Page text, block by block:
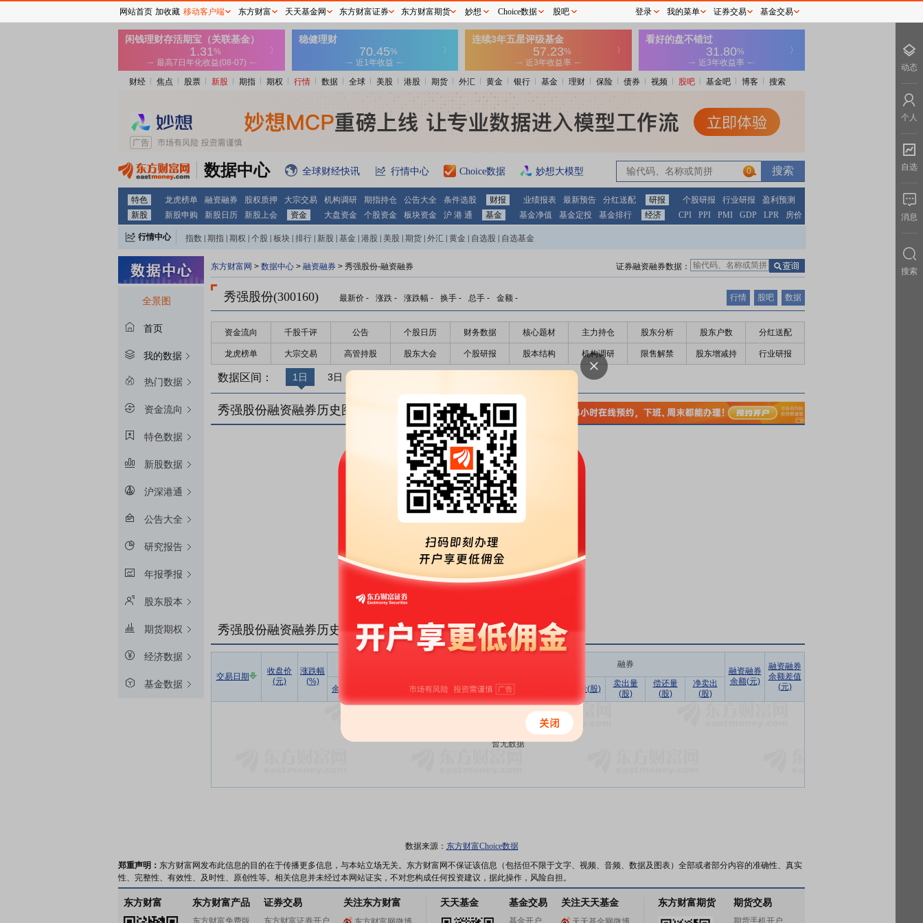
财经 焦点 股票 新股 期指 期权 行情 数据 全球 美股 港股 期货 外汇 黄金 银行 基金 理财 保险 债券 视频 股吧 基金吧 博客 搜索
数据中心 全球财经快讯 行情中心 Choice数据 妙想大模型 0
特色 龙虎榜单 融资融券 股权质押 大宗交易 机构调研 期指持仓 公告大全 条件选股 财报 业绩报表 最新预告 分红送配 研报 个股研报 行业研报
盈利预测
新股
新股申购 新股日历 新股上会 资金 大盘资金 个股资金 板块资金 沪 港 通 基金 基金净值 基金定投 基金排行 经济 CPI PPI PMI GDP LPR 房价
行情中心 指数 期指 期权 个股 板块 排行 新股 基金 港股 美股 期货 外汇 黄金 自选股 自选基金
全景图
首页
我的数据
热门数据
资金流向
特色数据
新股数据
沪深港通
公告大全
研究报告
年报季报
股东股本
期货期权
经济数据
基金数据
东方财富网 > 数据中心 > 融资融券 > 秀强股份-融资融券 证券融资融券数据：
秀强股份(300160) 最新价 - 涨跌 - 涨跌幅 - 换手 - 总手 - 金额 - 行情 股吧 数据
资金流向 千股千评 公告 个股日历 财务数据 核心题材 主力持仓 股东分析 股东户数 分红送配
龙虎榜单 大宗交易 高管持股 股东大会 个股研报 股本结构 机构调研 限售解禁 股东增减持 行业研报
数据区间： 1日 3日
秀强股份融资融券历史图(
秀强股份融资融券历史数据(1 日)
交易日期
收盘价
(元)
涨跌幅
(%)
融券
融资融券
余额(元)
融资融券
余额差值
(元)
余额(元)
买入额
(元)
偿还额
(元)
净买入
(元)
余量(股)
卖出量
(股)
偿还量
(股)
净卖出
(股)
暂无数据
数据来源： 东方财富Choice数据
郑重声明： 东方财富网发布此信息的目的在于传播更多信息，与本站立场无关。东方财富网不保证该信息（包括但不限于文字、视频、音频、数据及图表）全部或者部分内容的准确性、真实
性、完整性、有效性、及时性、原创性等。相关信息并未经过本网站证实，不对您构成任何投资建议，据此操作，风险自担。
东方财富 东方财富产品
东方财富免费版
证券交易
东方财富证券开户
关注东方财富 天天基金 基金交易
基金开户
关注天天基金 东方财富期货 期货交易
期货手机开户
网站首页 加收藏 移动客户端 东方财富 天天基金网 东方财富证券 东方财富期货 妙想 Choice数据 股吧 登录 我的菜单 证券交易 基金交易
动态
个人
自选
消息
搜索